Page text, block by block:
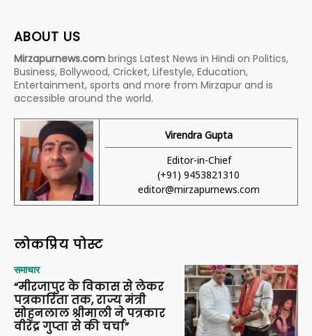
ABOUT US
Mirzapurnews.com brings Latest News in Hindi on Politics,
Business, Bollywood, Cricket, Lifestyle, Education,
Entertainment, sports and more from Mirzapur and is
accessible around the world.
Virendra Gupta
Editor-in-Chief
(+91) 9453821310
editor@mirzapurnews.com
लोकप्रिय पोस्ट
समाचार
“मीरजापुर के विकास से लेकर
पत्रकारिता तक, राज्य मंत्री
सोहनलाल श्रीमाली ने पत्रकार
वीरेंद्र गुप्ता से की चर्चा”